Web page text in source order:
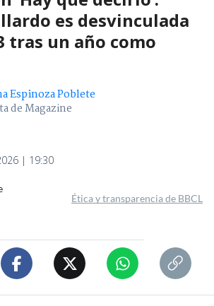
es desvinculada
tras un año como
Espinoza Poblete
de Magazine
| 19:30
Ética y transparencia de BBCL